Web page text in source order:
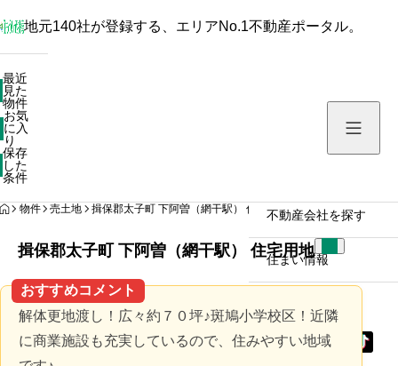
保存した条件
不動産会社を探す
住まい情報
地元140社が登録する、エリアNo.1不動産ポータル。
最近
見た
物件
お気
に入
り
保存
した
条件
HOME
物件 売土地 揖保郡太子町 下阿曽（網干駅） 住宅用地
揖保郡太子町 下阿曽（網干駅） 住宅用地
おすすめコメント
解体更地渡し！広々約７０坪♪斑鳩小学校区！近隣
に商業施設も充実しているので、住みやすい地域